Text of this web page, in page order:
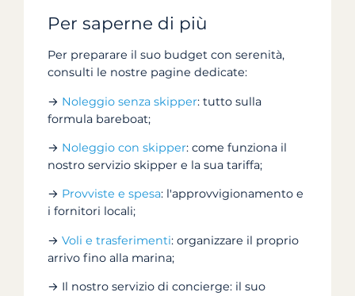
Per saperne di più
Per preparare il suo budget con serenità,
consulti le nostre pagine dedicate:
→ Noleggio senza skipper: tutto sulla
formula bareboat;
→ Noleggio con skipper: come funziona il
nostro servizio skipper e la sua tariffa;
→ Provviste e spesa: l'approvvigionamento e
i fornitori locali;
→ Voli e trasferimenti: organizzare il proprio
arrivo fino alla marina;
→ Il nostro servizio di concierge: il suo